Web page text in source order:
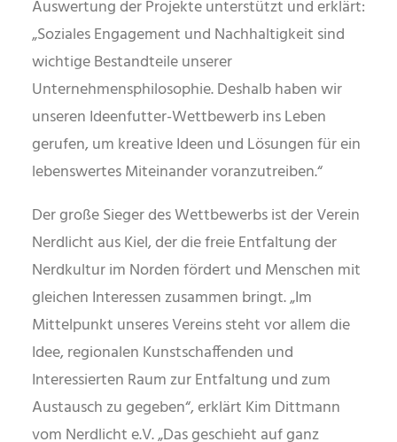
Auswertung der Projekte unterstützt und erklärt:
„Soziales Engagement und Nachhaltigkeit sind
wichtige Bestandteile unserer
Unternehmensphilosophie. Deshalb haben wir
unseren Ideenfutter-Wettbewerb ins Leben
gerufen, um kreative Ideen und Lösungen für ein
lebenswertes Miteinander voranzutreiben.“
Der große Sieger des Wettbewerbs ist der Verein
Nerdlicht aus Kiel, der die freie Entfaltung der
Nerdkultur im Norden fördert und Menschen mit
gleichen Interessen zusammen bringt. „Im
Mittelpunkt unseres Vereins steht vor allem die
Idee, regionalen Kunstschaffenden und
Interessierten Raum zur Entfaltung und zum
Austausch zu gegeben“, erklärt Kim Dittmann
vom Nerdlicht e.V. „Das geschieht auf ganz